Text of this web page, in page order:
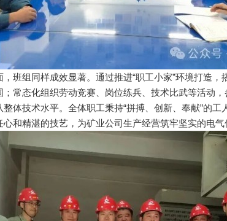
组同样成效显著。通过推进“职工小家”环境打造，
常态化组织劳动竞赛、岗位练兵、技术比武等活动
体技术水平。全体职工秉持“拼搏、创新、奉献”的
和精湛的技艺，为矿业公司生产经营筑牢坚实的电气